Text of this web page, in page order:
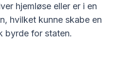
hjemløse eller er i en
hvilket kunne skabe en
byrde for staten.